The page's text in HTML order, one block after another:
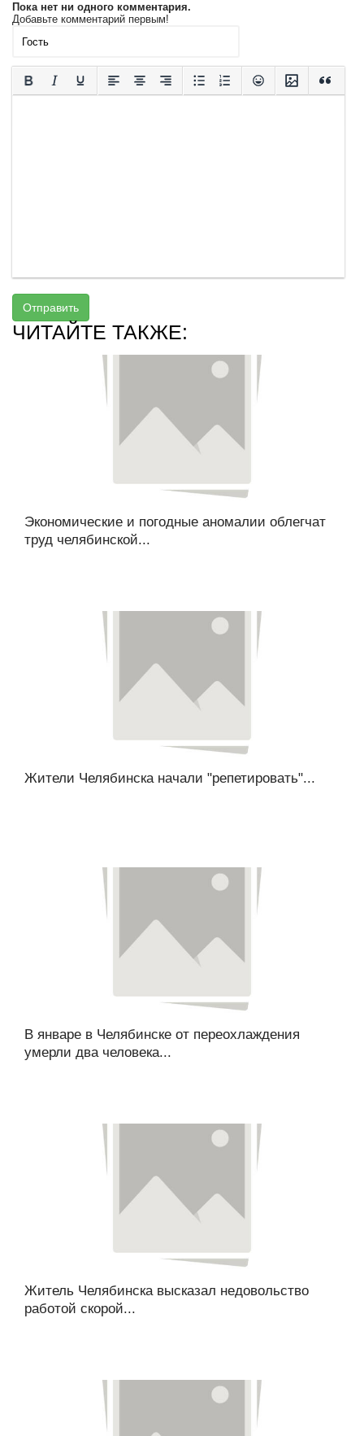
Пока нет ни одного комментария.
Добавьте комментарий первым!
Отправить
ЧИТАЙТЕ ТАКЖЕ:
Экономические и погодные аномалии облегчат
труд челябинской...
Жители Челябинска начали "репетировать"...
В январе в Челябинске от переохлаждения
умерли два человека...
Житель Челябинска высказал недовольство
работой скорой...